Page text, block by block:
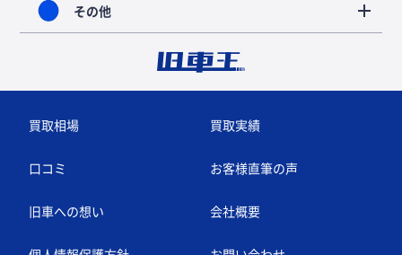
その他
買取相場 買取実績
口コミ お客様直筆の声
旧車への想い 会社概要